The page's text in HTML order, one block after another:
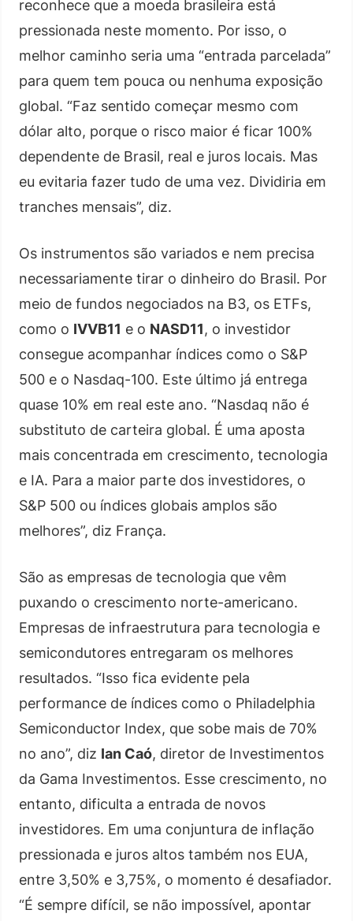
reconhece que a moeda brasileira está
pressionada neste momento. Por isso, o
melhor caminho seria uma “entrada parcelada”
para quem tem pouca ou nenhuma exposição
global. “Faz sentido começar mesmo com
dólar alto, porque o risco maior é ficar 100%
dependente de Brasil, real e juros locais. Mas
eu evitaria fazer tudo de uma vez. Dividiria em
tranches mensais”, diz.
Os instrumentos são variados e nem precisa
necessariamente tirar o dinheiro do Brasil. Por
meio de fundos negociados na B3, os ETFs,
como o IVVB11 e o NASD11, o investidor
consegue acompanhar índices como o S&P
500 e o Nasdaq-100. Este último já entrega
quase 10% em real este ano. “Nasdaq não é
substituto de carteira global. É uma aposta
mais concentrada em crescimento, tecnologia
e IA. Para a maior parte dos investidores, o
S&P 500 ou índices globais amplos são
melhores”, diz França.
São as empresas de tecnologia que vêm
puxando o crescimento norte-americano.
Empresas de infraestrutura para tecnologia e
semicondutores entregaram os melhores
resultados. “Isso fica evidente pela
performance de índices como o Philadelphia
Semiconductor Index, que sobe mais de 70%
no ano”, diz Ian Caó, diretor de Investimentos
da Gama Investimentos. Esse crescimento, no
entanto, dificulta a entrada de novos
investidores. Em uma conjuntura de inflação
pressionada e juros altos também nos EUA,
entre 3,50% e 3,75%, o momento é desafiador.
“É sempre difícil, se não impossível, apontar